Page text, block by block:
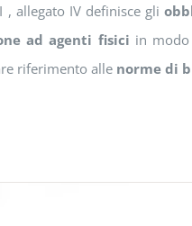
, allegato IV definisce gli
ad agenti fisici in
riferimento alle norme di